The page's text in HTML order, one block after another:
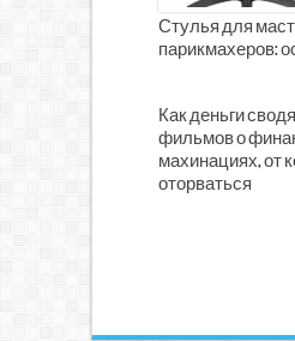
Стулья для
парикмахеров:
Как деньги
фильмов о
махинациях, от
оторваться